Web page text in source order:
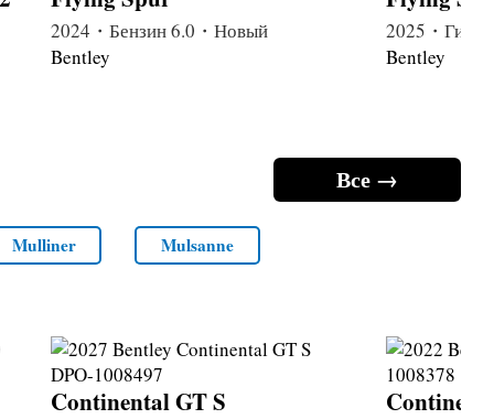
2024・Бензин 6.0・Новый
Bentley
2025・
Bentley
Все →
Mulliner Mulsanne
Continental GT S